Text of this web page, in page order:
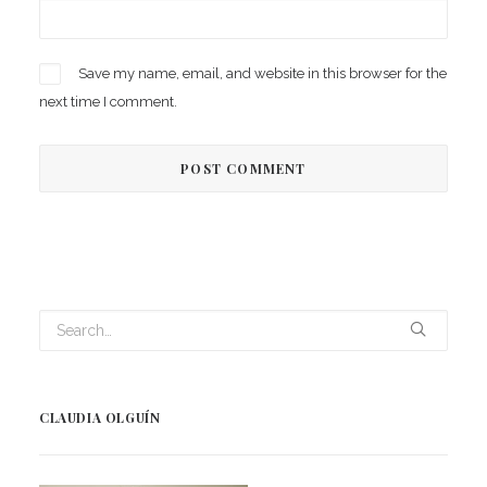
Save my name, email, and website in this browser for the
next time I comment.
CLAUDIA OLGUÍN